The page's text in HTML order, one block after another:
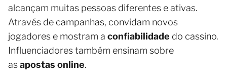
alcançam muitas pessoas diferentes e ativas.
Através de campanhas, convidam novos
jogadores e mostram a confiabilidade do cassino.
Influenciadores também ensinam sobre
asapostas online.